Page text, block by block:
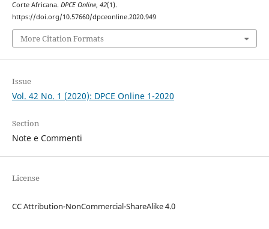
Corte Africana. DPCE Online, 42(1).
https://doi.org/10.57660/dpceonline.2020.949
More Citation Formats
Issue
Vol. 42 No. 1 (2020): DPCE Online 1-2020
Section
Note e Commenti
License
CC Attribution-NonCommercial-ShareAlike 4.0